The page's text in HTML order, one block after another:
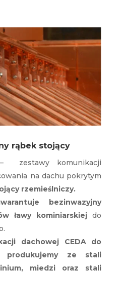
rąbek stojący
komunikacji
na dachu pokrytym
rzemieślniczy.
bezinwazyjny
ławy kominiarskiej do
dachowej CEDA do
ze stali
miedzi oraz stali